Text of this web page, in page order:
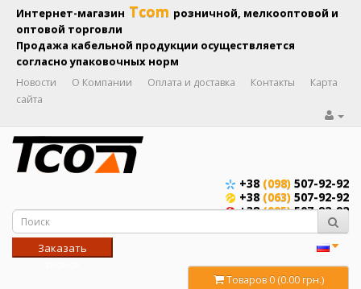
Интернет-магазин Tcom розничной, мелкооптовой и
оптовой торговли
Продажа кабельной продукции осуществляется
согласно упаковочных норм
Новости О Компании Оплата и доставка Контакты
Карта
сайта
+38 (098) 507-92-92
+38 (063) 507-92-92
+38(095)507-92-92
Заказать
Товаров 0 (0.00 грн.)